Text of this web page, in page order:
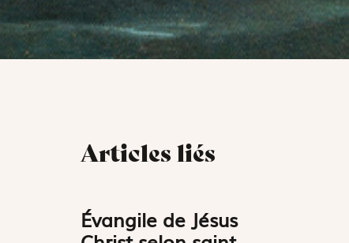
Articles liés
Évangile de Jésus